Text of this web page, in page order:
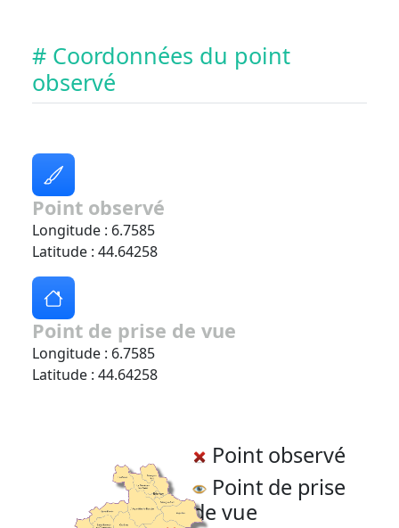
# Coordonnées du point
observé
Point observé
Longitude : 6.7585
Latitude : 44.64258
Point de prise de vue
Longitude : 6.7585
Latitude : 44.64258
Point observé
Point de prise
de vue